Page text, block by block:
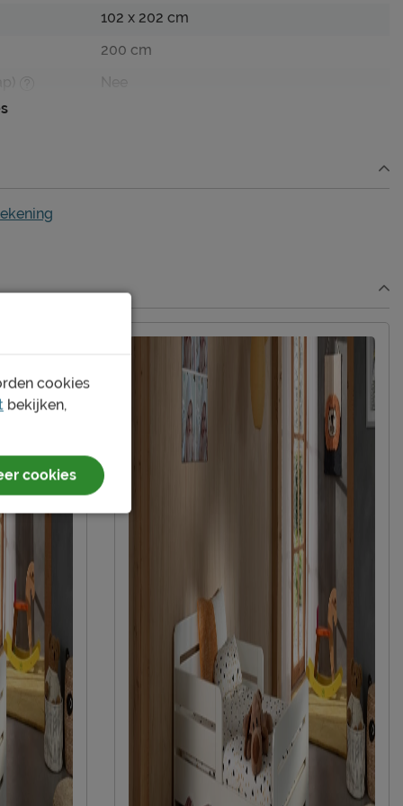
102 x 202 cm
200 cm
Nee
Incl. matras en bedbodem
Meegroeibed
Afnemen met een vochtig doekje
2 jaar garantie volgens CBW voorwaarden
Inclusief matras 140+60
duurzamer product
Meulebeeksestraat 51, 8710, Wielsbeke,
cookies
bekijken,
cookies